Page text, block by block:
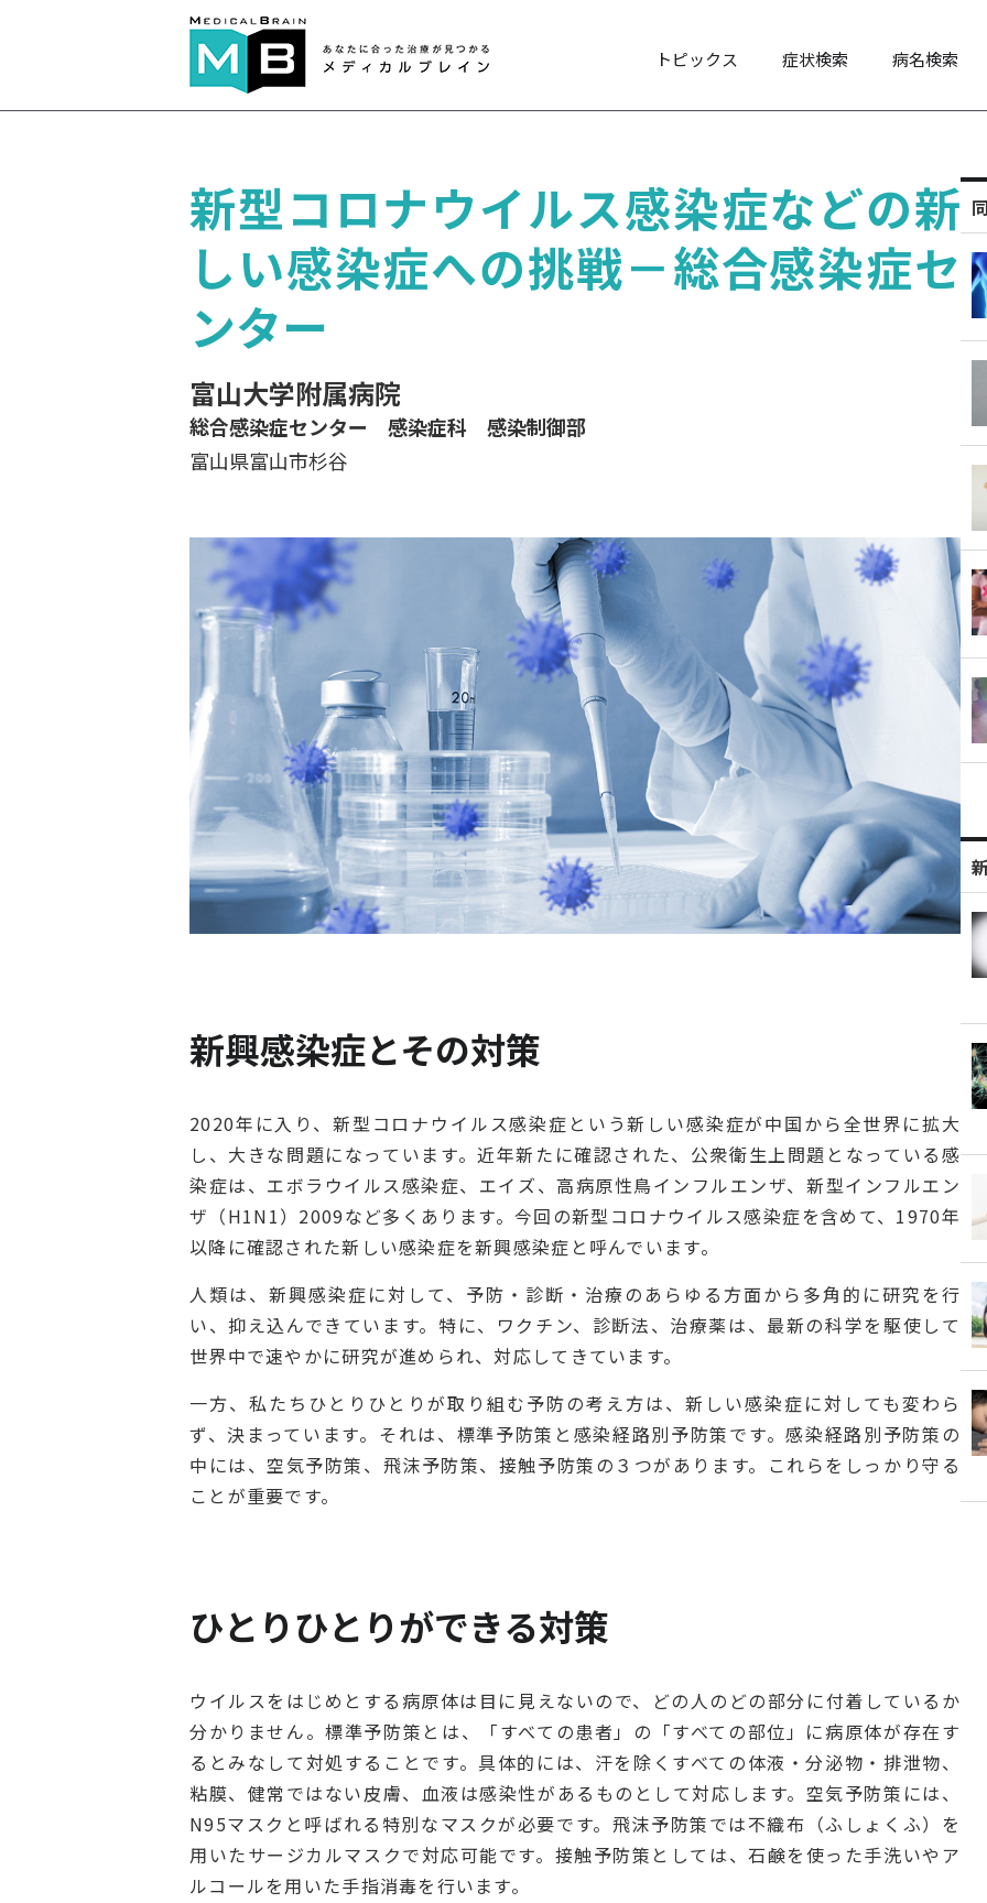
トピックス 症状検索 病名検索
新型コロナウイルス感染症などの新
しい感染症への挑戦－総合感染症セ
ンター
富山大学附属病院
総合感染症センター 感染症科 感染制御部
富山県富山市杉谷
新興感染症とその対策
2020年に入り、新型コロナウイルス感染症という新しい感染症が中国から全世界に拡大
し、大きな問題になっています。近年新たに確認された、公衆衛生上問題となっている感
染症は、エボラウイルス感染症、エイズ、高病原性鳥インフルエンザ、新型インフルエン
ザ（H1N1）2009など多くあります。今回の新型コロナウイルス感染症を含めて、1970年
以降に確認された新しい感染症を新興感染症と呼んでいます。
人類は、新興感染症に対して、予防・診断・治療のあらゆる方面から多角的に研究を行
い、抑え込んできています。特に、ワクチン、診断法、治療薬は、最新の科学を駆使して
世界中で速やかに研究が進められ、対応してきています。
一方、私たちひとりひとりが取り組む予防の考え方は、新しい感染症に対しても変わら
ず、決まっています。それは、標準予防策と感染経路別予防策です。感染経路別予防策の
中には、空気予防策、飛沫予防策、接触予防策の３つがあります。これらをしっかり守る
ことが重要です。
ひとりひとりができる対策
ウイルスをはじめとする病原体は目に見えないので、どの人のどの部分に付着しているか
分かりません。標準予防策とは、「すべての患者」の「すべての部位」に病原体が存在す
るとみなして対処することです。具体的には、汗を除くすべての体液・分泌物・排泄物、
粘膜、健常ではない皮膚、血液は感染性があるものとして対応します。空気予防策には、
N95マスクと呼ばれる特別なマスクが必要です。飛沫予防策では不織布（ふしょくふ）を
用いたサージカルマスクで対応可能です。接触予防策としては、石鹸を使った手洗いやア
ルコールを用いた手指消毒を行います。